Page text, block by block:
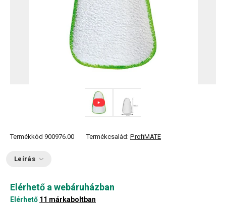
Termékkód 900976.00 Termékcsalád: ProfiMATE
Leírás
Elérhető a webáruházban
Elérhető 11 márkaboltban